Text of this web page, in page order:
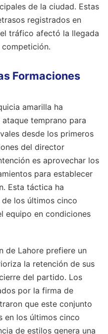
de la ciudad. Estas
registrados en
tráfico afectó la llegada
Formaciones
amarilla ha
temprano para
desde los primeros
del director
es aprovechar los
para establecer
Esta táctica ha
los últimos cinco
equipo en condiciones
de Lahore prefiere un
la retención de sus
del partido. Los
por la firma de
que este conjunto
en los últimos cinco
de estilos genera una